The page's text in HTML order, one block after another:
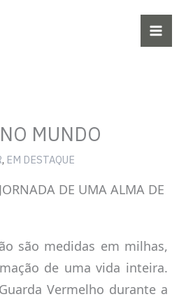
MUNDO
, EM DESTAQUE
DE UMA ALMA DE
são medidas em milhas,
de uma vida inteira.
Vermelho durante a